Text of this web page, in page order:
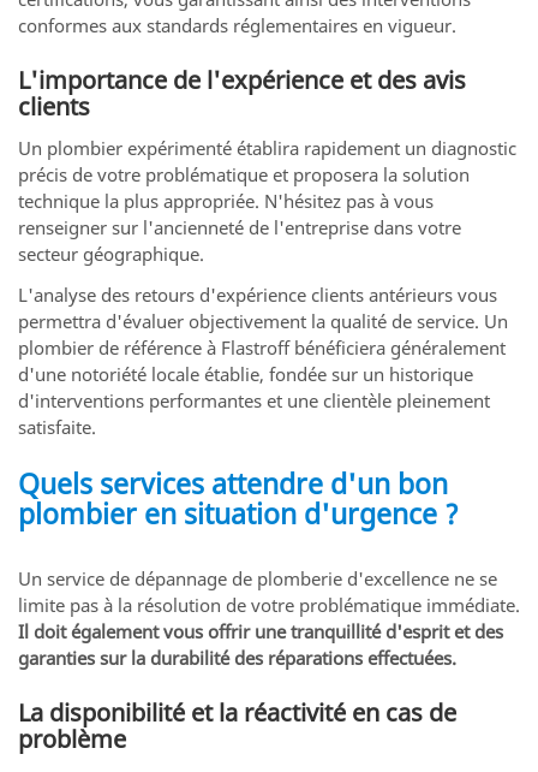
conformes aux standards réglementaires en vigueur.
L'importance de l'expérience et des avis
clients
Un plombier expérimenté établira rapidement un diagnostic
précis de votre problématique et proposera la solution
technique la plus appropriée. N'hésitez pas à vous
renseigner sur l'ancienneté de l'entreprise dans votre
secteur géographique.
L'analyse des retours d'expérience clients antérieurs vous
permettra d'évaluer objectivement la qualité de service. Un
plombier de référence à Flastroff bénéficiera généralement
d'une notoriété locale établie, fondée sur un historique
d'interventions performantes et une clientèle pleinement
satisfaite.
Quels services attendre d'un bon
plombier en situation d'urgence ?
Un service de dépannage de plomberie d'excellence ne se
limite pas à la résolution de votre problématique immédiate.
Il doit également vous offrir une tranquillité d'esprit et des
garanties sur la durabilité des réparations effectuées.
La disponibilité et la réactivité en cas de
problème